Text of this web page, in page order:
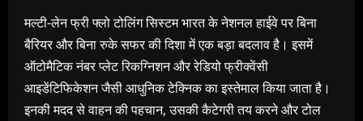
मल्टी-लेन फ्री फ्लो टोलिंग सिस्टम भारत के नेशनल हाईवे पर बिना
बैरियर और बिना रुके सफर की दिशा में एक बड़ा बदलाव है। इसमें
ऑटोमैटिक नंबर प्लेट रिकग्निशन और रेडियो फ्रीक्वेंसी
आइडेंटिफिकेशन जैसी आधुनिक टेक्निक का इस्तेमाल किया जाता है।
इनकी मदद से वाहन की पहचान, उसकी कैटेगरी तय करने और टोल